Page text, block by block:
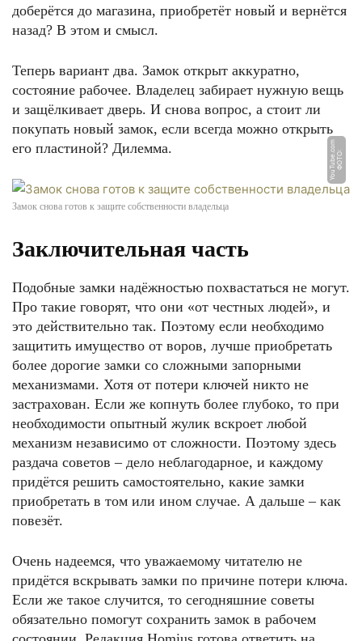
доберётся до магазина, приобретёт новый и вернётся
назад? В этом и смысл.
Теперь вариант два. Замок открыт аккуратно,
состояние рабочее. Владелец забирает нужную вещь
и защёлкивает дверь. И снова вопрос, а стоит ли
покупать новый замок, если всегда можно открыть
его пластиной? Дилемма.
Ф
О
Т
О:
Y
o
u
T
u
b
e.
c
o
m
Замок снова готов к защите собственности владельца
Заключительная часть
Подобные замки надёжностью похвастаться не могут.
Про такие говорят, что они «от честных людей», и
это действительно так. Поэтому если необходимо
защитить имущество от воров, лучше приобретать
более дорогие замки со сложными запорными
механизмами. Хотя от потери ключей никто не
застрахован. Если же копнуть более глубоко, то при
необходимости опытный жулик вскроет любой
механизм независимо от сложности. Поэтому здесь
раздача советов – дело неблагодарное, и каждому
придётся решить самостоятельно, какие замки
приобретать в том или ином случае. А дальше – как
повезёт.
Очень надеемся, что уважаемому читателю не
придётся вскрывать замки по причине потери ключа.
Если же такое случится, то сегодняшние советы
обязательно помогут сохранить замок в рабочем